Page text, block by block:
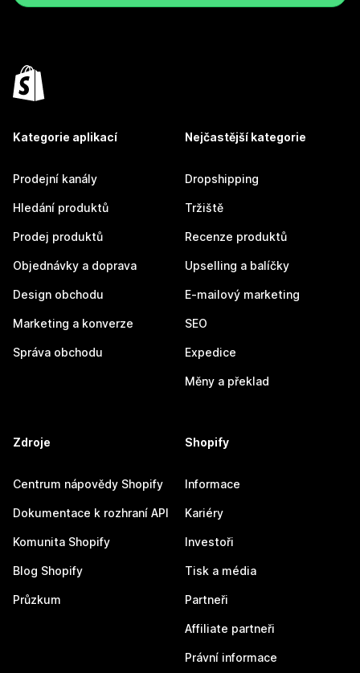
Kategorie aplikací
Prodejní kanály
Hledání produktů
Prodej produktů
Objednávky a doprava
Design obchodu
Marketing a konverze
Správa obchodu
Nejčastější kategorie
Dropshipping
Tržiště
Recenze produktů
Upselling a balíčky
E-mailový marketing
SEO
Expedice
Měny a překlad
Zdroje
Centrum nápovědy Shopify
Dokumentace k rozhraní API
Komunita Shopify
Blog Shopify
Průzkum
Shopify
Informace
Kariéry
Investoři
Tisk a média
Partneři
Affiliate partneři
Právní informace